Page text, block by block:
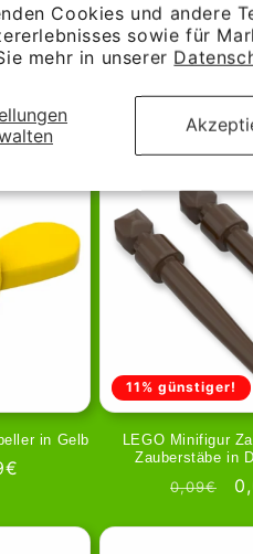
Cookies und andere
sowie für
mehr in unserer
in Gelb
11% günstiger!
LEGO Minifigur
Zauberstäbe in
0,09€